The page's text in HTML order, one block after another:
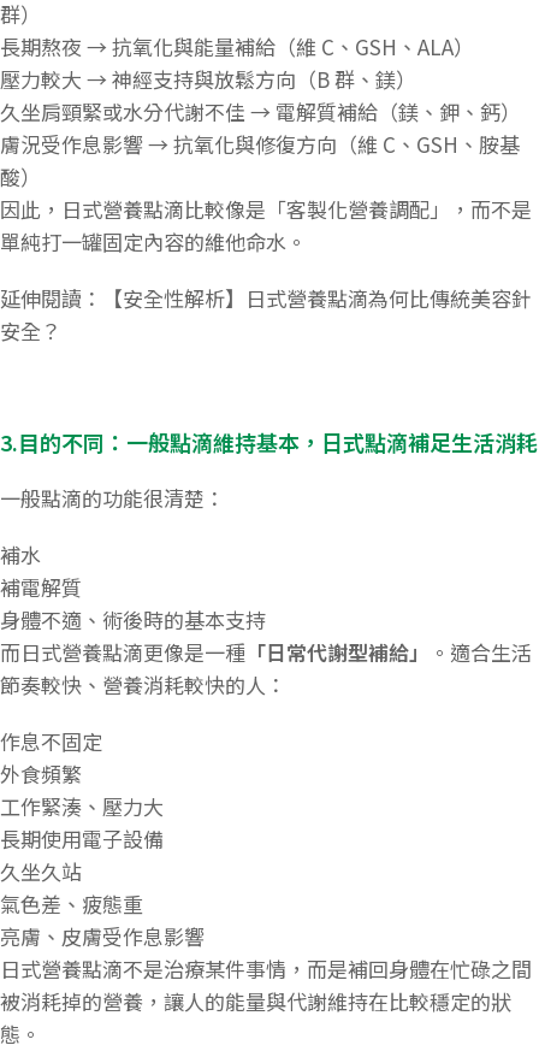
群）
長期熬夜 → 抗氧化與能量補給（維 C、GSH、ALA）
壓力較大 → 神經支持與放鬆方向（B 群、鎂）
久坐肩頸緊或水分代謝不佳 → 電解質補給（鎂、鉀、鈣）
膚況受作息影響 → 抗氧化與修復方向（維 C、GSH、胺基
酸）
因此，日式營養點滴比較像是「客製化營養調配」，而不是
單純打一罐固定內容的維他命水。
延伸閱讀：【安全性解析】日式營養點滴為何比傳統美容針
安全？
3.目的不同：一般點滴維持基本，日式點滴補足生活消耗
一般點滴的功能很清楚：
補水
補電解質
身體不適、術後時的基本支持
而日式營養點滴更像是一種 「日常代謝型補給」
。適合生活
節奏較快、營養消耗較快的人：
作息不固定
外食頻繁
工作緊湊、壓力大
長期使用電子設備
久坐久站
氣色差、疲態重
亮膚、皮膚受作息影響
日式營養點滴不是治療某件事情，而是補回身體在忙碌之間
被消耗掉的營養，讓人的能量與代謝維持在比較穩定的狀
態。